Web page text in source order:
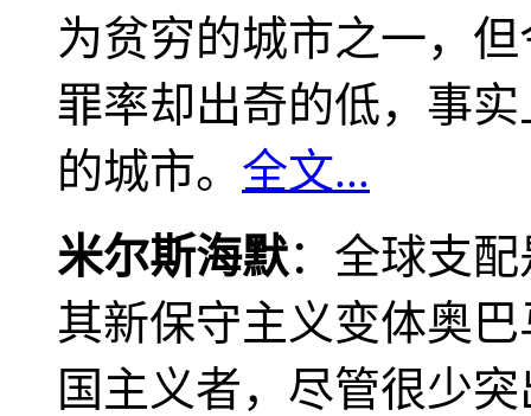
为贫穷的城市之一，
罪率却出奇的低，事
的城市。 全文...
米尔斯海默：全球支
其新保守主义变体奥
国主义者，尽管很少